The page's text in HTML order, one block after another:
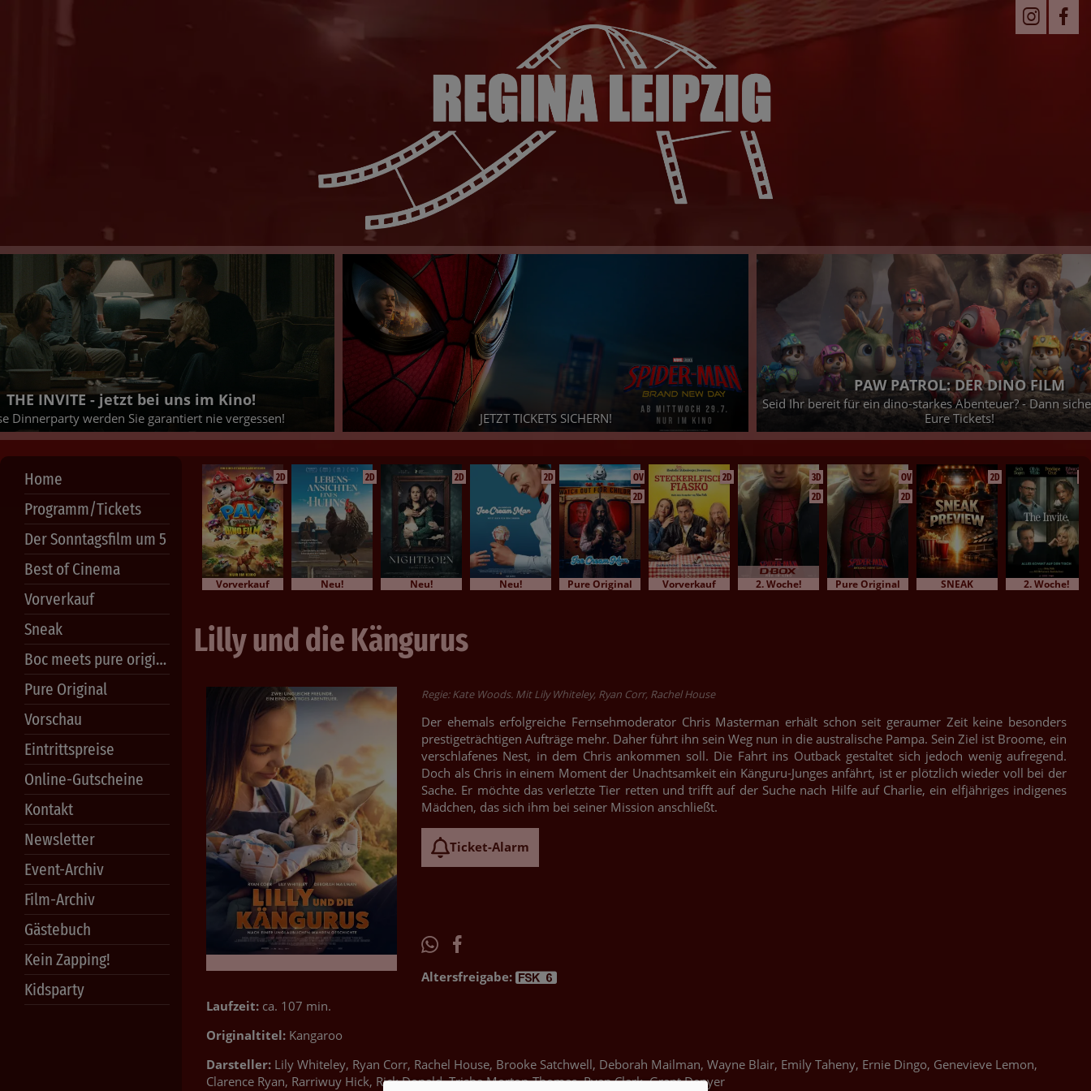
JETZT TICKETS SICHERN!
PAW PATROL: DER DINO FILM
Seid Ihr bereit für ein dino-starkes Abenteuer? - Dann sichert Euch jetzt
Eure Tickets!
Harry Potter und der Stein der Weisen - Exklusive
28.08., 29.08. & 30.08.2026 - Jetzt Tickets
Home
Programm/Tickets
Der Sonntagsfilm um 5
Best of Cinema
Vorverkauf
Sneak
Boc meets pure original
Pure Original
Vorschau
Eintrittspreise
Online-Gutscheine
Kontakt
Newsletter
Event-Archiv
Film-Archiv
Gästebuch
Kein Zapping!
Kidsparty
2D
Vorverkauf
2D
Neu!
2D
Neu!
2D
Neu!
OV
2D
Pure Original
2D
Vorverkauf
3D
2D
2. Woche!
OV
2D
Pure Original
2D
SNEAK 2. Woche!
Lilly und die Kängurus
Regie: Kate Woods. Mit Lily Whiteley, Ryan Corr, Rachel House
Der ehemals erfolgreiche Fernsehmoderator Chris Masterman erhält schon seit geraumer Zeit keine besonders
prestigeträchtigen Aufträge mehr. Daher führt ihn sein Weg nun in die australische Pampa. Sein Ziel ist Broome, ein
verschlafenes Nest, in dem Chris ankommen soll. Die Fahrt ins Outback gestaltet sich jedoch wenig aufregend.
Doch als Chris in einem Moment der Unachtsamkeit ein Känguru-Junges anfährt, ist er plötzlich wieder voll bei der
Sache. Er möchte das verletzte Tier retten und trifft auf der Suche nach Hilfe auf Charlie, ein elfjähriges indigenes
Mädchen, das sich ihm bei seiner Mission anschließt.
Ticket-Alarm
Altersfreigabe:
Laufzeit: ca. 107 min.
Originaltitel: Kangaroo
Darsteller: Lily Whiteley, Ryan Corr, Rachel House, Brooke Satchwell, Deborah Mailman, Wayne Blair, Emily Taheny, Ernie Dingo, Genevieve Lemon,
Clarence Ryan, Rarriwuy Hick, Rick Donald, Trisha Morton-Thomas, Ryan Clark, Grant Denyer